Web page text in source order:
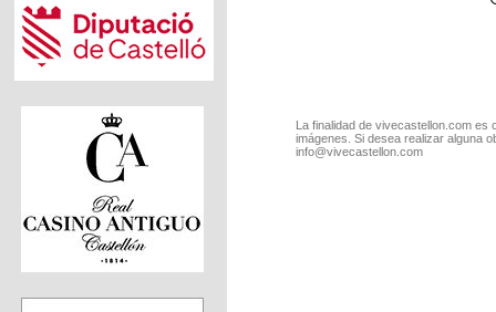
La finalidad de vivecastellon.com
imágenes. Si desea realizar alguna
info@vivecastellon.com